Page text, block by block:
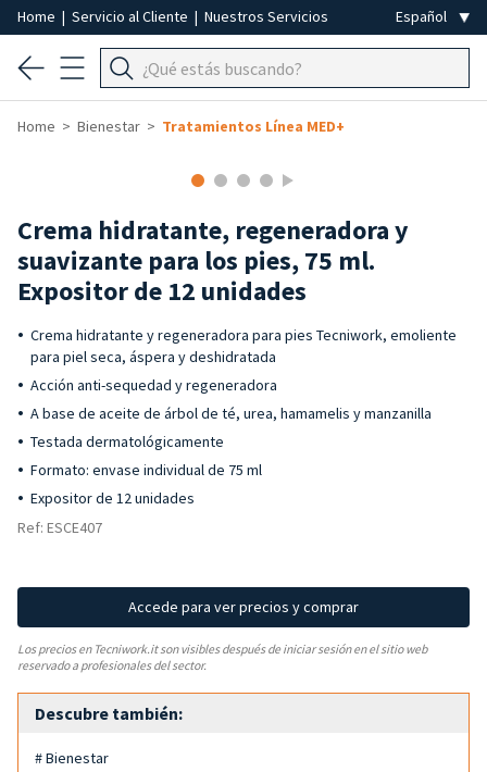
Home | Servicio al Cliente | Nuestros Servicios
Home Bienestar Tratamientos Línea MED+
Crema hidratante, regeneradora y
suavizante para los pies, 75 ml.
Expositor de 12 unidades
Crema hidratante y regeneradora para pies Tecniwork, emoliente
para piel seca, áspera y deshidratada
Acción anti-sequedad y regeneradora
A base de aceite de árbol de té, urea, hamamelis y manzanilla
Testada dermatológicamente
Formato: envase individual de 75 ml
Expositor de 12 unidades
Ref: ESCE407
Accede para ver precios y comprar
Los precios en Tecniwork.it son visibles después de iniciar sesión en el sitio web
reservado a profesionales del sector.
Descubre también:
# Bienestar